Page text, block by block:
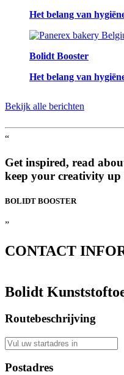
Het belang van
Bolidt Booster
Het belang van
Bekijk alle berichten
“
Get inspired, read
keep your creativity up
BOLIDT BOOSTER
”
CONTACT
Bolidt
Routebeschrijving
Postadres